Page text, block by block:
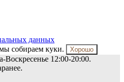
данных
собираем куки.
Хорошо
12:00-20:00.